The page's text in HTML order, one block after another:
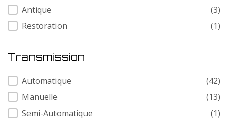
Antique
(3)
Restoration
(1)
Transmission
Transmission
Automatique
(42)
Manuelle
(13)
Semi-Automatique
(1)